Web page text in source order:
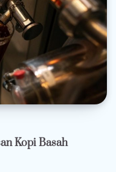
Kopi Basah